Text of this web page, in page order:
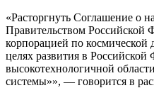
«Расторгнуть Соглашение о
Правительством Российской
корпорацией по космической
целях развития в Российской
высокотехнологичной
системы»», — говорится в